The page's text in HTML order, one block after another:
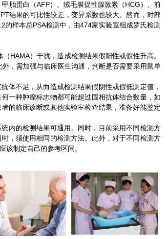
胎蛋白（AFP）、绒毛膜促性腺激素（HCG）、前
结果的可比性较差，变异系数也较大。然而，对部
样本总PSA检测中，由474家实验室组成罗氏检测
HAMA）干扰，造成检测结果假阳性或假性升高。
，需加强与临床医生沟通，判断是否需要采用鼠单
体不足，从而造成检测结果假阴性或假低测定值，
一种肿瘤标志物都可能超过固相抗体结合数量，如
的临床诊断或其他实验室检查结果，准备好能鉴定
内的检测结果可通用。同时，目前采用不同检测方
，须使用相同的检测方法。此外，对于不同检测方
该制定自己的参考区间。